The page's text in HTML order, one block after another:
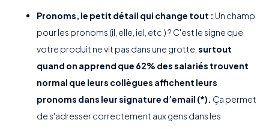
Pronoms, le petit détail qui change tout : Un champ
pour les pronoms (il, elle, iel, etc.) ? C'est le signe que
votre produit ne vit pas dans une grotte, surtout
quand on apprend que 62% des salariés trouvent
normal que leurs collègues affichent leurs
pronoms dans leur signature d’email (*). Ça permet
de s'adresser correctement aux gens dans les